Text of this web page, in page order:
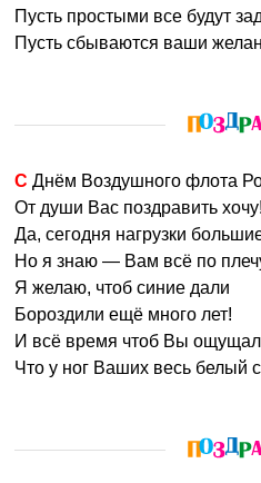
Пусть простыми все будут
Пусть сбываются ваши
С Днём Воздушного флота
От души Вас поздравить хочу!
Да, сегодня нагрузки
Но я знаю — Вам всё по
Я желаю, чтоб синие дали
Бороздили ещё много лет!
И всё время чтоб Вы
Что у ног Ваших весь белый